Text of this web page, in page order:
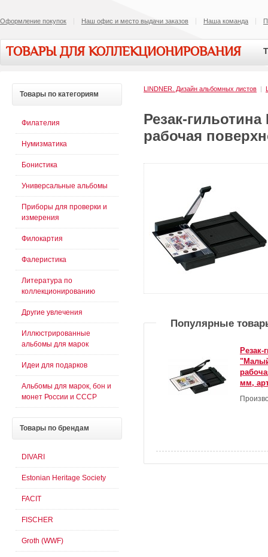
Оформление покупок Наш офис и место выдачи заказов Наша команда
ТОВАРЫ ДЛЯ КОЛЛЕКЦИОНИРОВАНИЯ
LINDNER. Дизайн альбомных листов |
Резак-
рабочая
Популярные
Резак-
мм,
Товары по категориям
Филателия
Нумизматика
Бонистика
Универсальные альбомы
Приборы для проверки и
измерения
Филокартия
Фалеристика
Литература по
коллекционированию
Другие увлечения
Иллюстрированные
альбомы для марок
Идеи для подарков
Альбомы для марок, бон и
монет России и СССР
Товары по брендам
DIVARI
Estonian Heritage Society
FACIT
FISCHER
Groth (WWF)